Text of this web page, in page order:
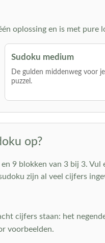
oplossing en is met
Sudoku medium
De gulden middenweg voor
puzzel.
op?
9 blokken van 3 bij 3.
zijn al veel cijfers
cijfers staan: het
voorbeelden.